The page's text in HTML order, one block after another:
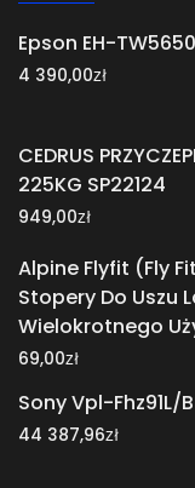
Epson EH-TW5650
4 390,00zł
CEDRUS
225KG SP22124
949,00zł
Alpine Flyfit (Fly
Stopery Do Uszu
Wielokrotnego
69,00zł
Sony Vpl-Fhz91L/B
44 387,96zł